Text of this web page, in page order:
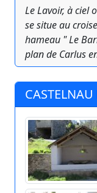
Le Lavoir, à ciel
se situe au
hameau " Le
plan de Carlus